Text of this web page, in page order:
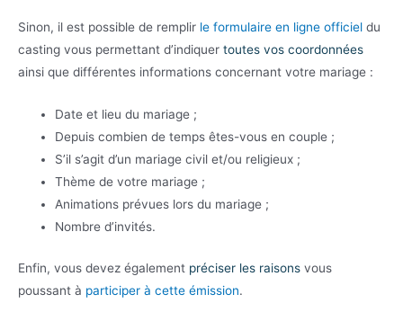
Sinon, il est possible de remplir le formulaire en ligne officiel du
casting vous permettant d’indiquer toutes vos coordonnées
ainsi que différentes informations concernant votre mariage :
Date et lieu du mariage ;
Depuis combien de temps êtes-vous en couple ;
S’il s’agit d’un mariage civil et/ou religieux ;
Thème de votre mariage ;
Animations prévues lors du mariage ;
Nombre d’invités.
Enfin, vous devez également préciser les raisons vous
poussant à participer à cette émission.